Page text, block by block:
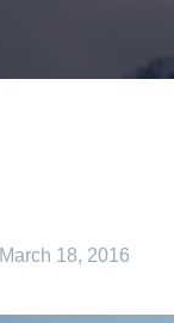
March 18, 2016